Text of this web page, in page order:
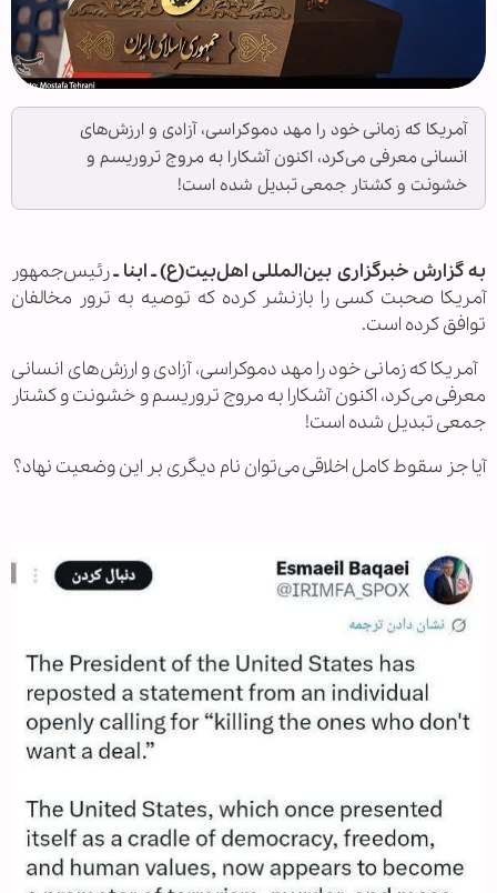
آمریکا که زمانی خود را مهد دموکراسی، آزادی و ارزش‌های
انسانی معرفی می‌کرد، اکنون آشکارا به مروج تروریسم و
خشونت و کشتار جمعی تبدیل شده است!
به گزارش خبرگزاری بین‌المللی اهل‌بیت(ع) ـ ابنا ـرئیس‌جمهور
آمریکا صحبت کسی را بازنشر کرده که توصیه‌ به ترور مخالفان
توافق کرده است.
آمریکا که زمانی خود را مهد دموکراسی، آزادی و ارزش‌های انسانی
معرفی می‌کرد، اکنون آشکارا به مروج تروریسم و خشونت و کشتار
جمعی تبدیل شده است!
آیا جز سقوط کامل اخلاقی می‌توان نام دیگری بر این وضعیت نهاد؟